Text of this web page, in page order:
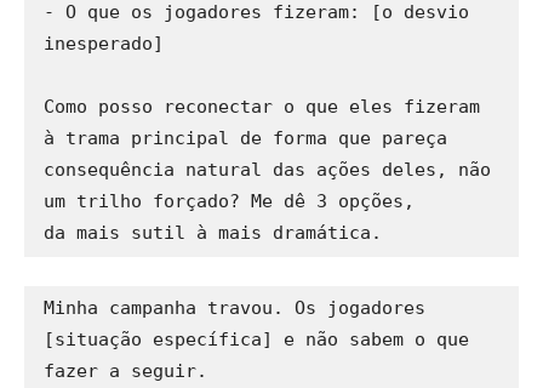
- O que os jogadores fizeram: [o desvio
inesperado]
Como posso reconectar o que eles fizeram
à trama principal de forma que pareça
consequência natural das ações deles, não
um trilho forçado? Me dê 3 opções,
Minha campanha travou. Os jogadores
[situação específica] e não sabem o que
fazer a seguir.